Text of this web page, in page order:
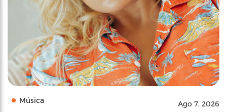
Música Ago 7, 2026